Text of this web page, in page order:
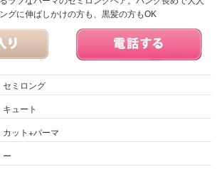
グに伸ばしかけの方も、黒髪の方もOK
セミロング
キュート
カット+パーマ
ー